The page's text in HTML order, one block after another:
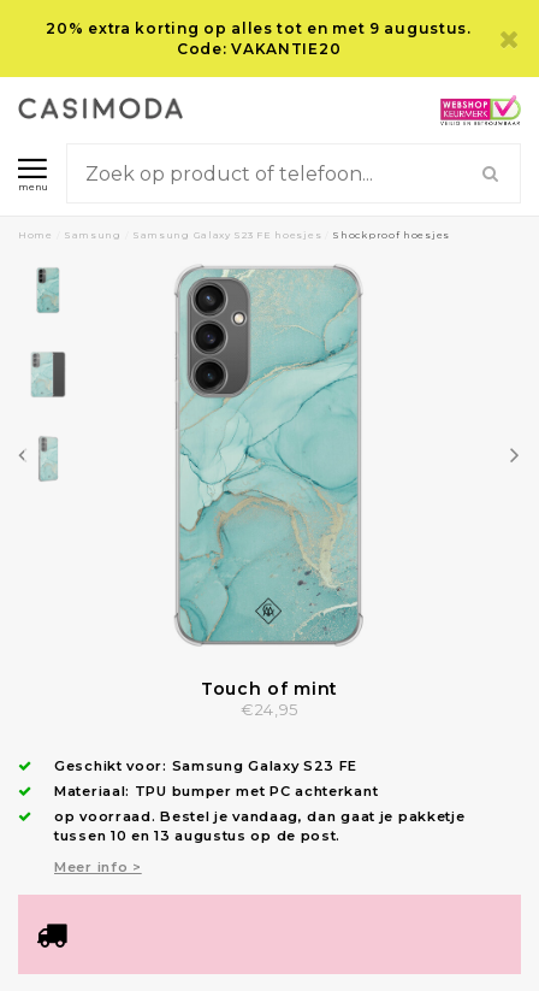
20% extra korting op alles tot en met 9 augustus.
Code: VAKANTIE20
menu
Home Samsung Samsung Galaxy S23 FE hoesjes Shockproof hoesjes
Touch of mint
€24,95
Geschikt voor: Samsung Galaxy S23 FE
Materiaal: TPU bumper met PC achterkant
op voorraad.Bestel je vandaag, dan gaat je pakketje
tussen 10 en 13 augustus op de post.
Meer info >